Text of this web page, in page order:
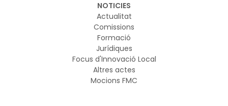
NOTICIES
Actualitat
Comissions
Formació
Jurídiques
Focus d'Innovació Local
Altres actes
Mocions FMC